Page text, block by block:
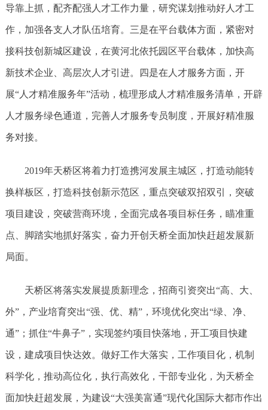
导靠上抓，配齐配强人才工作力量，研究谋划推动好人才工
作，加强各支人才队伍培育。三是在平台载体方面，紧密对
接科技创新城区建设，在黄河北依托园区平台载体，加快高
新技术企业、高层次人才引进。四是在人才服务方面，开
展“人才精准服务年”活动，梳理形成人才精准服务清单，开辟
人才服务绿色通道，完善人才服务专员制度，开展好精准服
务对接。
2019年天桥区将着力打造携河发展主城区，打造动能转
换样板区，打造科技创新示范区，重点突破双招双引，突破
项目建设，突破营商环境，全面完成各项目标任务，瞄准重
点、脚踏实地抓好落实，奋力开创天桥全面加快赶超发展新
局面。
天桥区将落实发展提质新理念，招商引资突出“高、大、
外”，产业培育突出“强、优、精”，环境优化突出“绿、净、
通”；抓住“牛鼻子”，实现签约项目快落地，开工项目快建
设，建成项目快达效。做好工作大落实，工作项目化，机制
科学化，推动高位化，执行高效化，干部专业化，为天桥全
面加快赶超发展，为建设“大强美富通”现代化国际大都市作出